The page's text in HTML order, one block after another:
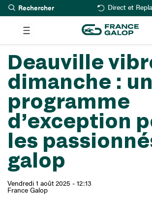
Aller
au
contenu
principal
Rechercher Direct et
Deauville
dimanche : un
programme
d’exception
les
galop
Vendredi 1 août 2025 - 12:13
France Galop